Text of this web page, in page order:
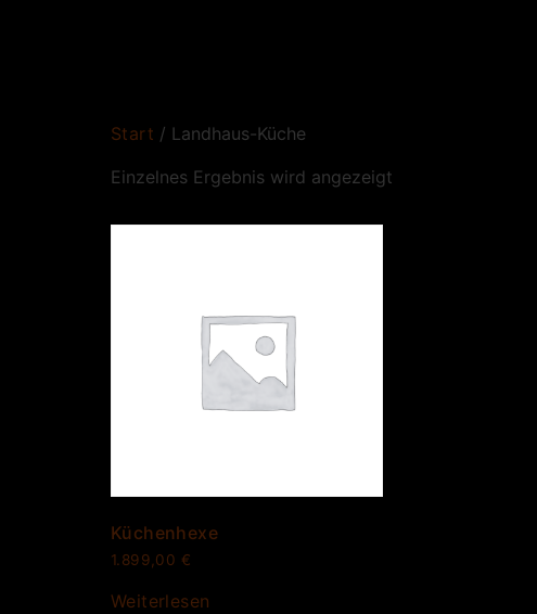
Start / Landhaus-Küche
Einzelnes Ergebnis wird angezeigt
Küchenhexe
1.899,00 €
Weiterlesen